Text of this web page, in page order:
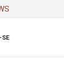
SE